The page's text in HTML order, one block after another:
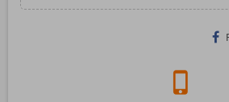
phone_iphone